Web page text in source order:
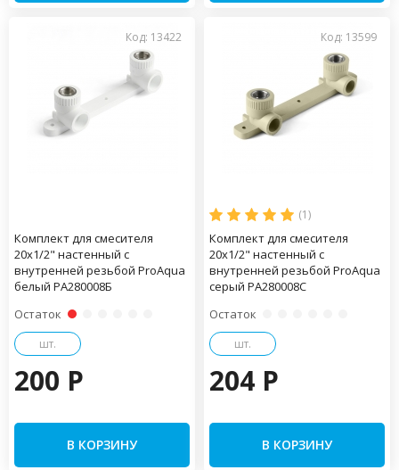
Код: 13422
Комплект для смесителя
20x1/2" настенный с
внутренней резьбой ProAqua
белый PA280008Б
Остаток
шт.
200 P
В КОРЗИНУ
Код: 13599
(1)
Комплект для смесителя
20x1/2" настенный с
внутренней резьбой ProAqua
серый PA280008С
Остаток
шт.
204 P
В КОРЗИНУ